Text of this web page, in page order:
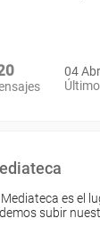
04
es el
subir